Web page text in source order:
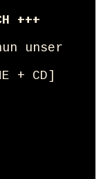
+++
unser
+ CD]